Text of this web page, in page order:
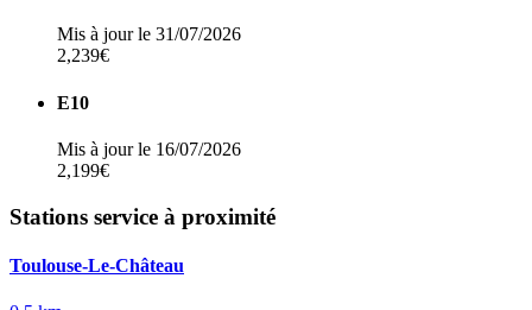
Mis à jour le 31/07/2026
2,239€
E10
Mis à jour le 16/07/2026
2,199€
Stations service à proximité
Toulouse-Le-Château